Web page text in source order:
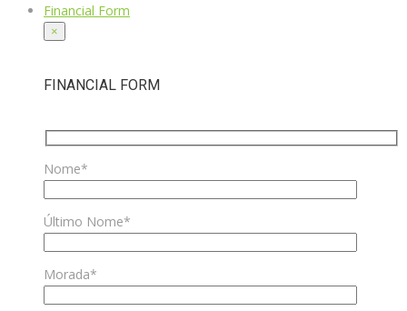
Financial Form
×
FINANCIAL FORM
Nome*
Último Nome*
Morada*